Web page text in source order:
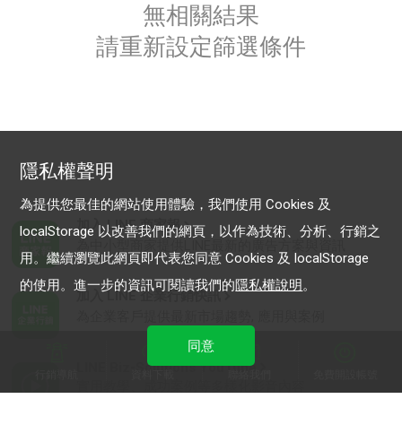
無相關結果
請重新設定篩選條件
加入 LINE 商家報
加入 LINE 企業行銷快訊
LINE Biz-Solutions YouTube
隱私權聲明
為提供您最佳的網站使用體驗，我們使用 Cookies 及
localStorage 以改善我們的網頁，以作為技術、分析、行銷之
用。繼續瀏覽此網頁即代表您同意 Cookies 及 localStorage
的使用。進一步的資訊可閱讀我們的隱私權說明。
同意